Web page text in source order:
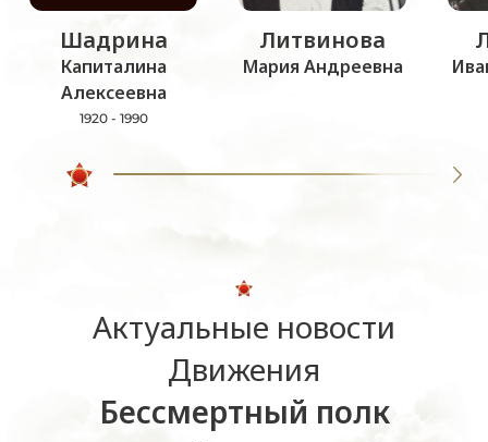
Шадрина
Капиталина
Алексеевна
1920 - 1990
Литвинова
Мария Андреевна
Актуальные новости
Движения
Бессмертный полк